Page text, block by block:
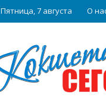
Пятница, 7 августа О